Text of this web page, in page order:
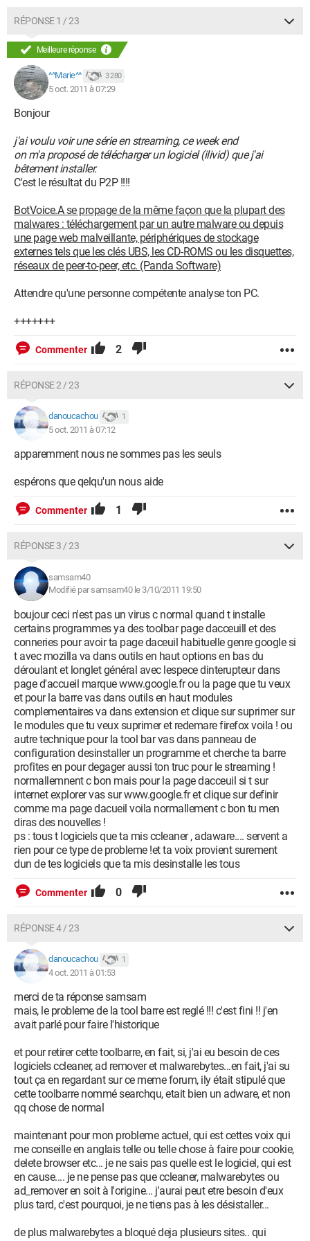
RÉPONSE 1 / 23
Meilleure réponse
^^Marie^^ 3 280
5 oct. 2011 à 07:29
Bonjour
j'ai voulu voir une série en streaming, ce week end
on m'a proposé de télécharger un logiciel (ilivid) que j'ai
bêtement installer.
C'est le résultat du P2P !!!!
BotVoice.A se propage de la même façon que la plupart des
malwares : téléchargement par un autre malware ou depuis
une page web malveillante, périphériques de stockage
externes tels que les clés UBS, les CD-ROMS ou les disquettes,
réseaux de peer-to-peer, etc. (Panda Software)
Attendre qu'une personne compétente analyse ton PC.
+++++++
Commenter 2
RÉPONSE 2 / 23
danoucachou 1
5 oct. 2011 à 07:12
apparemment nous ne sommes pas les seuls
espérons que qelqu'un nous aide
Commenter 1
RÉPONSE 3 / 23
samsam40
Modifié par samsam40 le 3/10/2011 19:50
boujour ceci n'est pas un virus c normal quand t installe
certains programmes ya des toolbar page dacceuill et des
conneries pour avoir ta page daceuil habituelle genre google si
t avec mozilla va dans outils en haut options en bas du
déroulant et longlet général avec lespece dinterupteur dans
page d'accueil marque www.google.fr ou la page que tu veux
et pour la barre vas dans outils en haut modules
complementaires va dans extension et clique sur suprimer sur
le modules que tu veux suprimer et redemare firefox voila ! ou
autre technique pour la tool bar vas dans panneau de
configuration desinstaller un programme et cherche ta barre
profites en pour degager aussi ton truc pour le streaming !
normallemnent c bon mais pour la page dacceuil si t sur
internet explorer vas sur www.google.fr et clique sur definir
comme ma page dacueil voila normallement c bon tu men
diras des nouvelles !
ps : tous t logiciels que ta mis ccleaner , adaware.... servent a
rien pour ce type de probleme !et ta voix provient surement
dun de tes logiciels que ta mis desinstalle les tous
Commenter 0
RÉPONSE 4 / 23
danoucachou 1
4 oct. 2011 à 01:53
merci de ta réponse samsam
mais, le probleme de la tool barre est reglé !!! c'est fini !! j'en
avait parlé pour faire l'historique
et pour retirer cette toolbarre, en fait, si, j'ai eu besoin de ces
logiciels ccleaner, ad remover et malwarebytes...en fait, j'ai su
tout ça en regardant sur ce meme forum, ily était stipulé que
cette toolbarre nommé searchqu, etait bien un adware, et non
qq chose de normal
maintenant pour mon probleme actuel, qui est cettes voix qui
me conseille en anglais telle ou telle chose à faire pour cookie,
delete browser etc... je ne sais pas quelle est le logiciel, qui est
en cause.... je ne pense pas que ccleaner, malwarebytes ou
ad_remover en soit à l'origine... j'aurai peut etre besoin d'eux
plus tard, c'est pourquoi, je ne tiens pas à les désistaller...
de plus malwarebytes a bloqué deja plusieurs sites.. qui